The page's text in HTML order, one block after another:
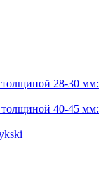
толщиной 28-30 мм:
толщиной 40-45 мм: